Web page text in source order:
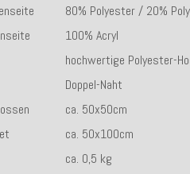
80% Polyester / 20%
100% Acryl
hochwertige Polyester-
Doppel-Naht
ca. 50x50cm
ca. 50x100cm
ca. 0,5 kg